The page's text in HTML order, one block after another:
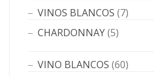
VINOS BLANCOS (7)
CHARDONNAY(5)
VINO BLANCOS (60)